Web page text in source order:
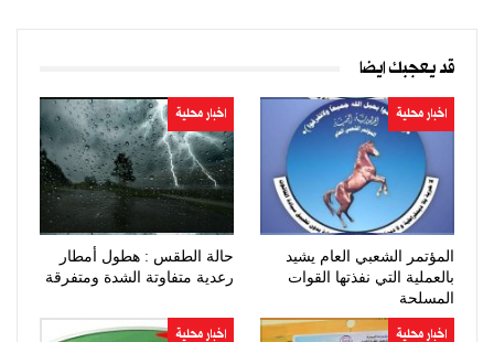
قد يعجبك ايضا
اخبار محلية
المؤتمر الشعبي العام يشيد
بالعملية التي نفذتها القوات
المسلحة
اخبار محلية
حالة الطقس : هطول أمطار
رعدية متفاوتة الشدة ومتفرقة
اخبار محلية اخبار محلية